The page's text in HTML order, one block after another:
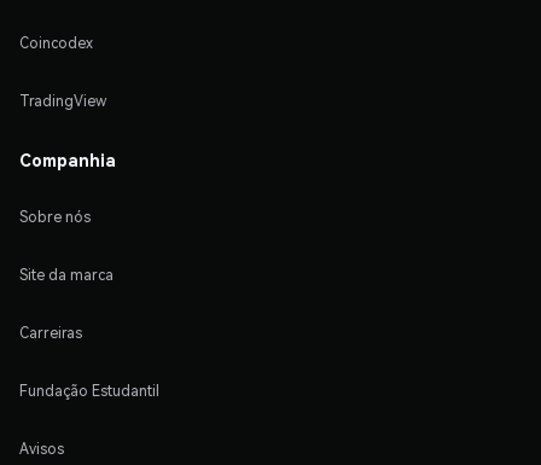
Coincodex
TradingView
Companhia
Sobre nós
Site da marca
Carreiras
Fundação Estudantil
Avisos